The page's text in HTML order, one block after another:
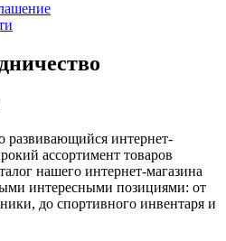
интернет-
ассортимент товаров
нашего интернет-магазина
интересными позициями: от
до спортивного инвентаря и